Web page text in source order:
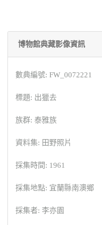
博物館典藏影像資訊
數典編號: FW_0072221
標題: 出獵去
族群: 泰雅族
資料集: 田野照片
採集時間: 1961
採集地點: 宜蘭縣南澳鄉
採集者: 李亦園